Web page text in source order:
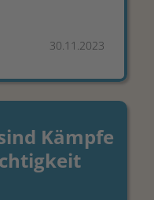
30.11.2023
Kämpfe